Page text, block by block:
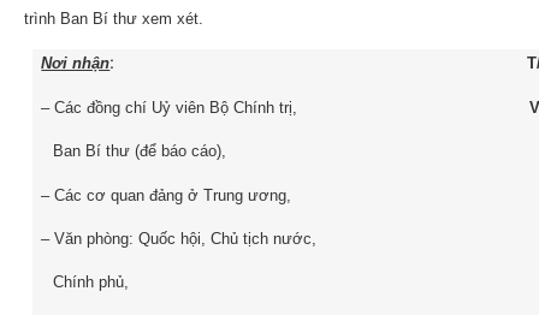
trình Ban Bí thư xem xét.
Nơi nhận:
– Các đồng chí Uỷ viên Bộ Chính trị,
Ban Bí thư (để báo cáo),
– Các cơ quan đảng ở Trung ương,
– Văn phòng: Quốc hội, Chủ tịch nước,
Chính phủ,